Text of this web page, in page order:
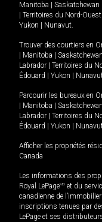
Manitoba
Saskatchewan
Territoires du Nord-Ouest
Yukon
Nunavut.
Trouver des courtiers en
Manitoba Saskatchewan
Labrador
Territoires du
Édouard
Yukon
Parcourir les bureaux en
Manitoba Saskatchewan
Labrador
Territoires du
Édouard
Yukon
Afficher les propriétés
Canada
Les informations des
Royal LePageMD et du
canadienne de
inscriptions tenues par
LePage et ses